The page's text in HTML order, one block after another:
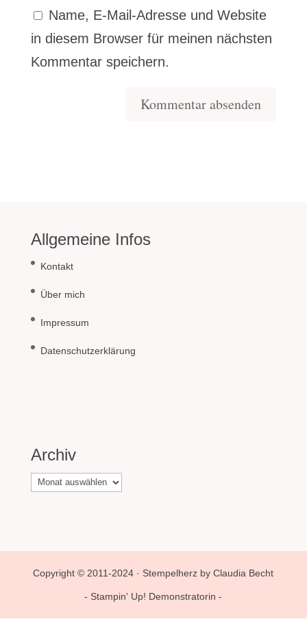
Name, E-Mail-Adresse und Website
in diesem Browser für meinen nächsten
Kommentar speichern.
Allgemeine Infos
Kontakt
Über mich
Impressum
Datenschutzerklärung
Archiv
Archiv
Copyright © 2011-2024 · Stempelherz by Claudia Becht
- Stampin' Up! Demonstratorin -